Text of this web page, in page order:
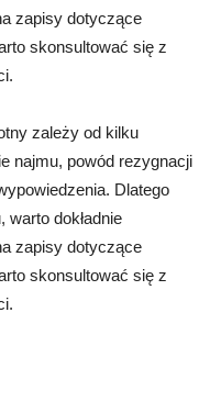
zapisy dotyczące
skonsultować się z
zależy od kilku
najmu, powód rezygnacji
Dlatego
dokładnie
zapisy dotyczące
skonsultować się z